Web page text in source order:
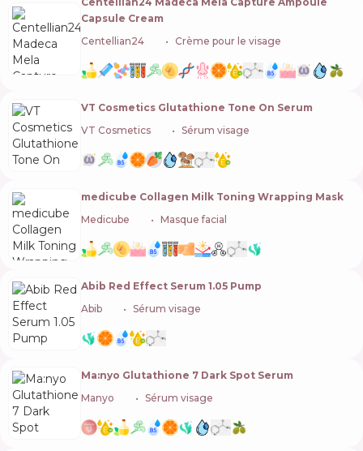
Capsule Cream
Centellian24
Crème pour le visage
VT Cosmetics Glutathione Tone On Serum
VT Cosmetics
Sérum visage
medicube Collagen Milk Toning Wrapping Mask
Medicube
Masque facial
Abib Red Effect Serum 1.05 Pump
Abib
Sérum visage
Ma:nyo Glutathione 7 Dark Spot Serum
Manyo
Sérum visage